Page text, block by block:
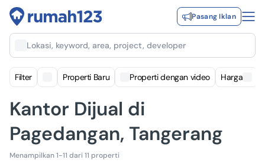
Pasang Iklan
Lokasi, keyword, area, project, developer
Filter Properti Baru Properti dengan video Harga
Kantor Dijual di
Pagedangan, Tangerang
Menampilkan 1-11 dari 11 properti